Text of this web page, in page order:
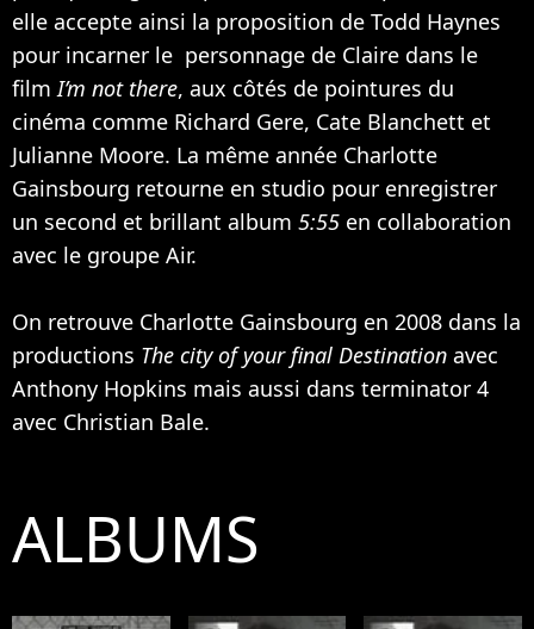
elle accepte ainsi la proposition de Todd Haynes
pour incarner le personnage de Claire dans le
filmI’m not there, aux côtés de pointures du
cinéma comme Richard Gere, Cate Blanchett et
Julianne Moore. La même année Charlotte
Gainsbourg retourne en studio pour enregistrer
un second et brillant album 5:55 en collaboration
avec le groupe Air.
On retrouve Charlotte Gainsbourg en 2008 dans la
productions The city of your final Destination avec
Anthony Hopkins mais aussi dans terminator 4
avec Christian Bale.
ALBUMS